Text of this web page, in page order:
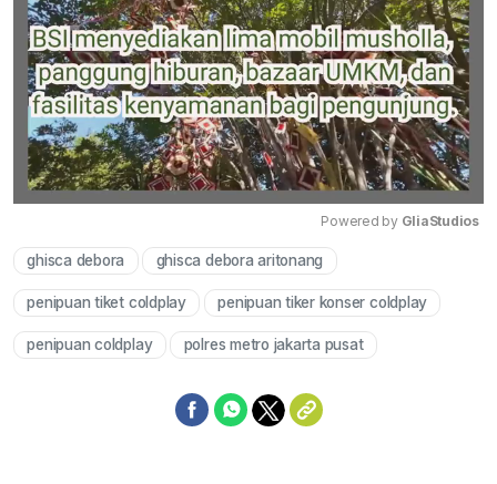
Powered by GliaStudios
ghisca debora ghisca debora aritonang
penipuan tiket coldplay penipuan tiker konser coldplay
penipuan coldplay polres metro jakarta pusat